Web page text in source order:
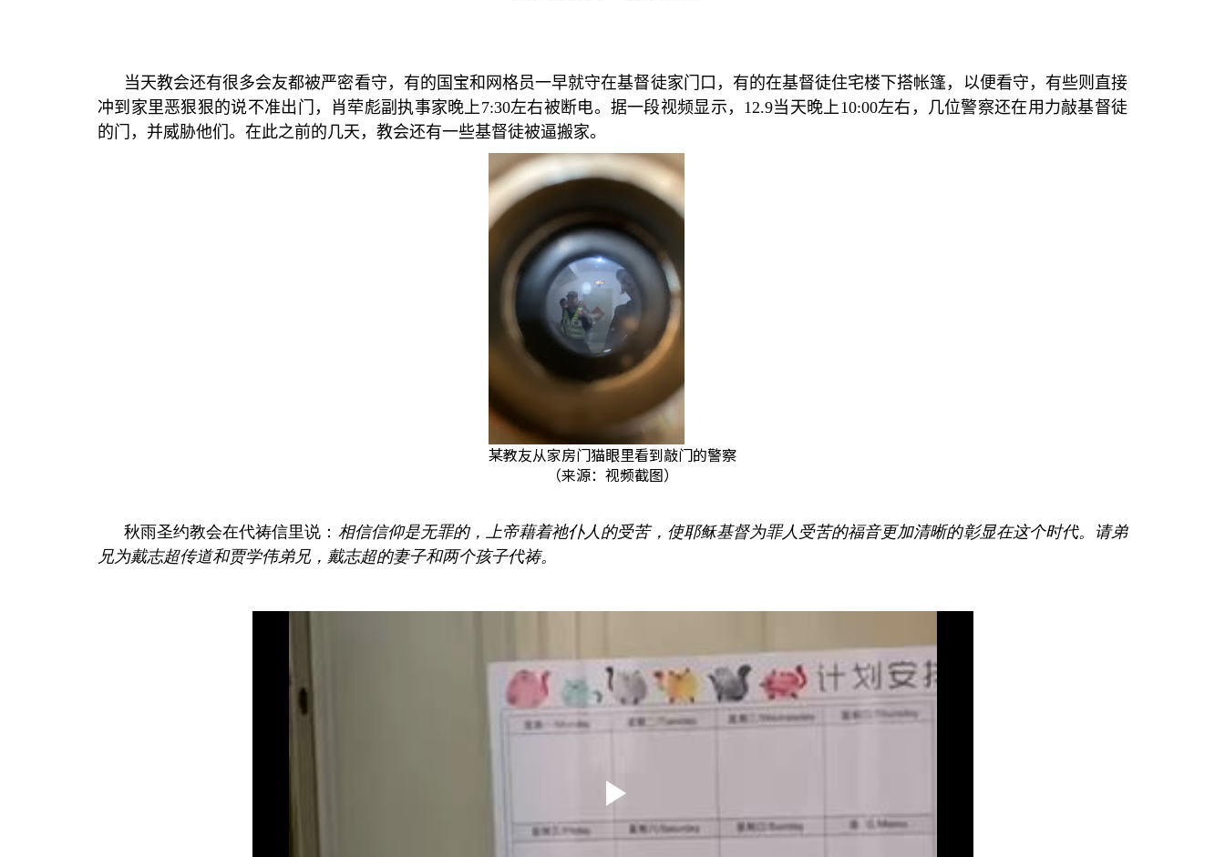
当天教会还有很多会友都被严密看守，有的国宝和网格员一早就守在基督徒家门口，有的在基督徒住宅楼下搭帐篷，以便看守，有些则直接
冲到家里恶狠狠的说不准出门，肖荦彪副执事家晚上7:30左右被断电。据一段视频显示， 12.9当天晚上10:00左右，几位警察还在用力敲基督徒
的门，并威胁他们。在此之前的几天，教会还有一些基督徒被逼搬家。
某教友从家房门猫眼里看到敲门的警察
（来源：视频截图）
秋雨圣约教会在代祷信里说： 相信信仰是无罪的，上帝藉着祂仆人的受苦，使耶稣基督为罪人受苦的福音更加清晰的彰显在这个时代。请弟
兄为戴志超传道和贾学伟弟兄，戴志超的妻子和两个孩子代祷。